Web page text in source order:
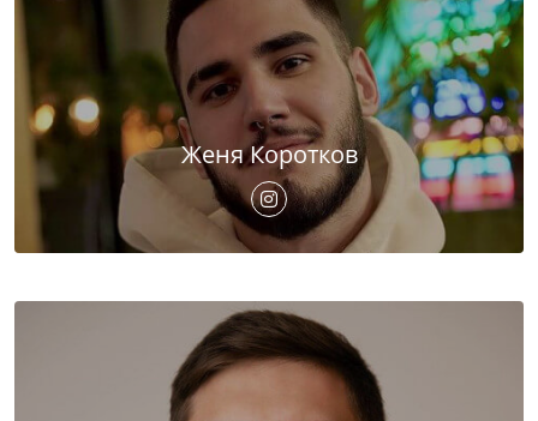
Женя Коротков